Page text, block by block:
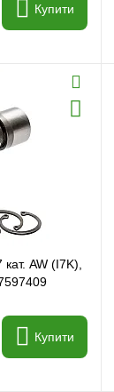
Купити
AW (I7K),
Купити